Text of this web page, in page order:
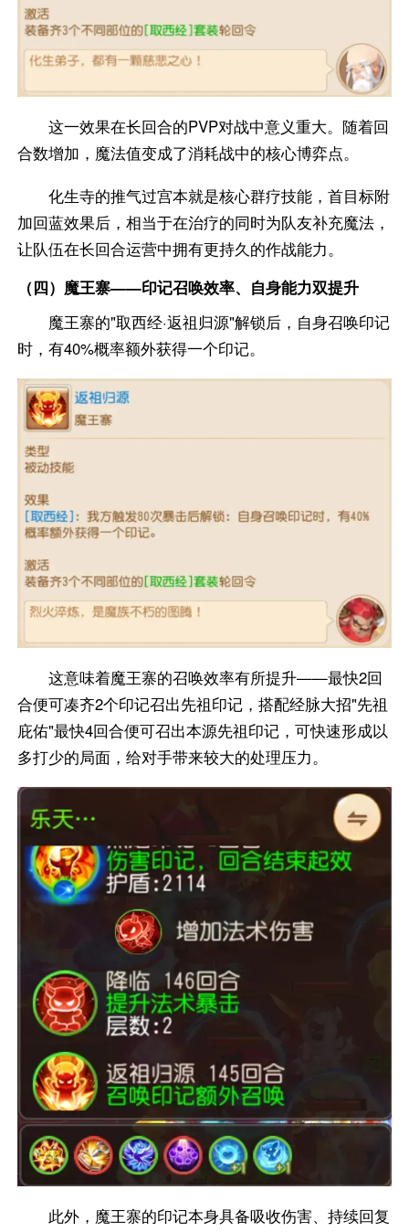
这一效果在长回合的PVP对战中意义重大。随着回
合数增加，魔法值变成了消耗战中的核心博弈点。
化生寺的推气过宫本就是核心群疗技能，首目标附
加回蓝效果后，相当于在治疗的同时为队友补充魔法，
让队伍在长回合运营中拥有更持久的作战能力。
（四）魔王寨——印记召唤效率、自身能力双提升
魔王寨的"取西经·返祖归源"解锁后，自身召唤印记
时，有40%概率额外获得一个印记。
这意味着魔王寨的召唤效率有所提升——最快2回
合便可凑齐2个印记召出先祖印记，搭配经脉大招"先祖
庇佑"最快4回合便可召出本源先祖印记，可快速形成以
多打少的局面，给对手带来较大的处理压力。
此外，魔王寨的印记本身具备吸收伤害、持续回复